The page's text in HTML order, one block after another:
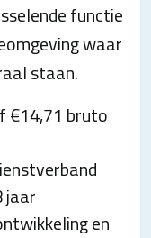
functie
waar
staan.
€14,71 bruto
jaar
en